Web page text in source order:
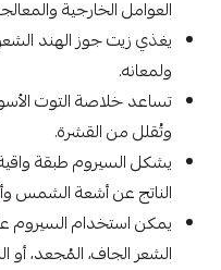
العوامل الخارجية
يغذي زيت جوز الهند
ولمعانه.
تساعد خلاصة التوت
وتُقلل من القشرة.
يشكل السيروم طبقة
الناتج عن أشعة الشمس
يمكن استخدام السيروم
الشعر الجاف، المُجعد، أو